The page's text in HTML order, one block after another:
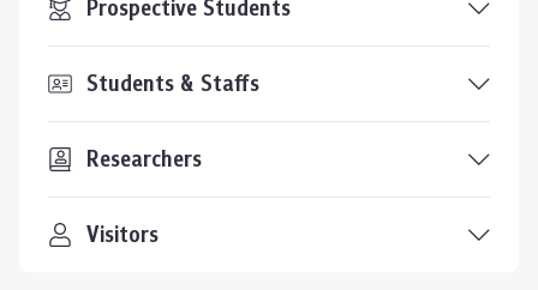
Prospective Students
Students & Staffs
Researchers
Visitors